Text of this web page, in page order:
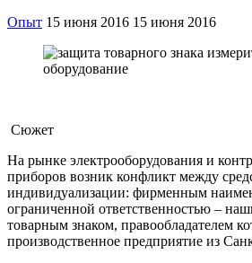
Опыт 15 июня 2016 15 июня 2016
Сюжет
На рынке электрооборудования и
приборов возник конфликт между
индивидуализации: фирменным
ограниченной ответственностью –
товарным знаком, правообладателем
производственное предприятие из